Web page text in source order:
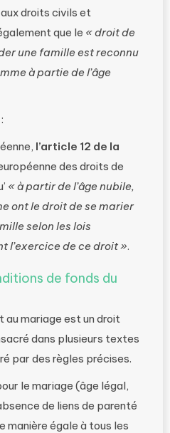
droits civils et
que le « droit de
une famille est reconnu
à partie de l’âge
:
l’article 12 de la
des droits de
« à partir de l’âge nubile,
ont le droit de se marier
selon les lois
l’exercice de ce droit ».
de fonds du
au mariage est un droit
dans plusieurs textes
par des règles précises.
le mariage (âge légal,
de liens de parenté
manière égale à tous les